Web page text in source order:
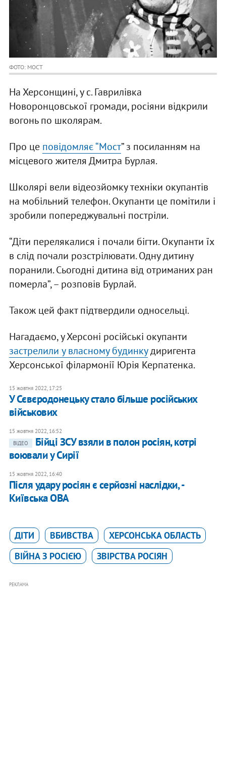
ФОТО: МОСТ
На Херсонщині, у с. Гаврилівка
Новоронцовської громади, росіяни відкрили
вогонь по школярам.
Про це повідомляє “Мост” з посиланням на
місцевого жителя Дмитра Бурлая.
Школярі вели відеозйомку техніки окупантів
на мобільний телефон. Окупанти це помітили і
зробили попереджувальні постріли.
“Діти перелякалися і почали бігти. Окупанти їх
в слід почали розстрілювати. Одну дитину
поранили. Сьогодні дитина від отриманих ран
померла”, – розповів Бурлай.
Також цей факт підтвердили односельці.
Нагадаємо, у Херсоні російські окупанти
застрелили у власному будинкудиригента
Херсонської філармонії Юрія Керпатенка.
15 жовтня 2022, 17:25
У Сєвєродонецьку стало більше російських
військових
15 жовтня 2022, 16:52
ВІДЕО
Бійці ЗСУ взяли в полон росіян, котрі
воювали у Сирії
15 жовтня 2022, 16:40
Після удару росіян є серйозні наслідки, -
Київська ОВА
ДІТИ ВБИВСТВА
ХЕРСОНСЬКА ОБЛАСТЬ
ВІЙНА З РОСІЄЮ
ЗВІРСТВА РОСІЯН
РЕКЛАМА